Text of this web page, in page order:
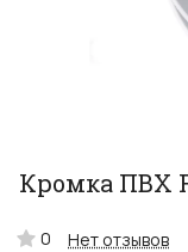
Кромка ПВХ
0 Нет отзывов